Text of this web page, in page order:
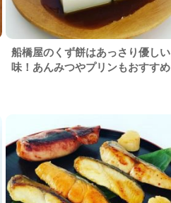
船橋屋のくず餅はあっさり優しい
味！あんみつやプリンもおすすめ